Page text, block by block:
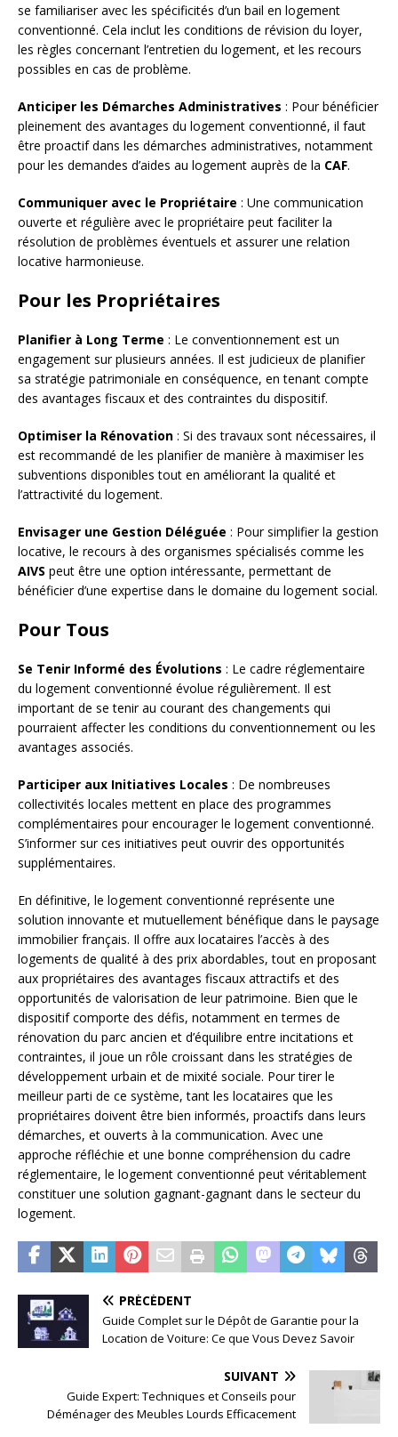
se familiariser avec les spécificités d’un bail en logement
conventionné. Cela inclut les conditions de révision du loyer,
les règles concernant l’entretien du logement, et les recours
possibles en cas de problème.
Anticiper les Démarches Administratives : Pour bénéficier
pleinement des avantages du logement conventionné, il faut
être proactif dans les démarches administratives, notamment
pour les demandes d’aides au logement auprès de la CAF.
Communiquer avec le Propriétaire : Une communication
ouverte et régulière avec le propriétaire peut faciliter la
résolution de problèmes éventuels et assurer une relation
locative harmonieuse.
Pour les Propriétaires
Planifier à Long Terme : Le conventionnement est un
engagement sur plusieurs années. Il est judicieux de planifier
sa stratégie patrimoniale en conséquence, en tenant compte
des avantages fiscaux et des contraintes du dispositif.
Optimiser la Rénovation : Si des travaux sont nécessaires, il
est recommandé de les planifier de manière à maximiser les
subventions disponibles tout en améliorant la qualité et
l’attractivité du logement.
Envisager une Gestion Déléguée : Pour simplifier la gestion
locative, le recours à des organismes spécialisés comme les
AIVS peut être une option intéressante, permettant de
bénéficier d’une expertise dans le domaine du logement social.
Pour Tous
Se Tenir Informé des Évolutions : Le cadre réglementaire
du logement conventionné évolue régulièrement. Il est
important de se tenir au courant des changements qui
pourraient affecter les conditions du conventionnement ou les
avantages associés.
Participer aux Initiatives Locales : De nombreuses
collectivités locales mettent en place des programmes
complémentaires pour encourager le logement conventionné.
S’informer sur ces initiatives peut ouvrir des opportunités
supplémentaires.
En définitive, le logement conventionné représente une
solution innovante et mutuellement bénéfique dans le paysage
immobilier français. Il offre aux locataires l’accès à des
logements de qualité à des prix abordables, tout en proposant
aux propriétaires des avantages fiscaux attractifs et des
opportunités de valorisation de leur patrimoine. Bien que le
dispositif comporte des défis, notamment en termes de
rénovation du parc ancien et d’équilibre entre incitations et
contraintes, il joue un rôle croissant dans les stratégies de
développement urbain et de mixité sociale. Pour tirer le
meilleur parti de ce système, tant les locataires que les
propriétaires doivent être bien informés, proactifs dans leurs
démarches, et ouverts à la communication. Avec une
approche réfléchie et une bonne compréhension du cadre
réglementaire, le logement conventionné peut véritablement
constituer une solution gagnant-gagnant dans le secteur du
logement.
PRÉCÉDENT
Guide Complet sur le Dépôt de Garantie pour la
Location de Voiture: Ce que Vous Devez Savoir
SUIVANT
Guide Expert: Techniques et Conseils pour
Déménager des Meubles Lourds Efficacement